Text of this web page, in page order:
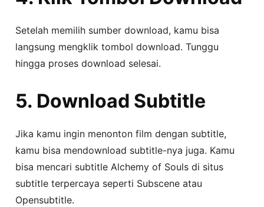
Setelah memilih sumber download, kamu bisa
langsung mengklik tombol download. Tunggu
hingga proses download selesai.
5. Download Subtitle
Jika kamu ingin menonton film dengan subtitle,
kamu bisa mendownload subtitle-nya juga. Kamu
bisa mencari subtitle Alchemy of Souls di situs
subtitle terpercaya seperti Subscene atau
Opensubtitle.